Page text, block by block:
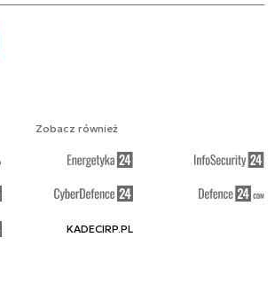
Zobacz również
KADECIRP.PL